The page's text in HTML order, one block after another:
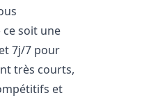
soit une
7j/7 pour
très courts,
et